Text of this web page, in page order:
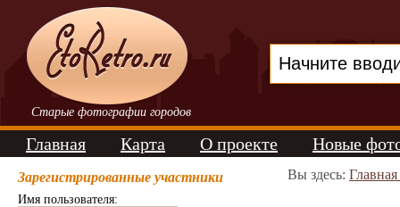
Старые фотографии городов
Главная Карта О проекте Новые
Зарегистрированные участники
Имя пользователя:
Вы здесь: